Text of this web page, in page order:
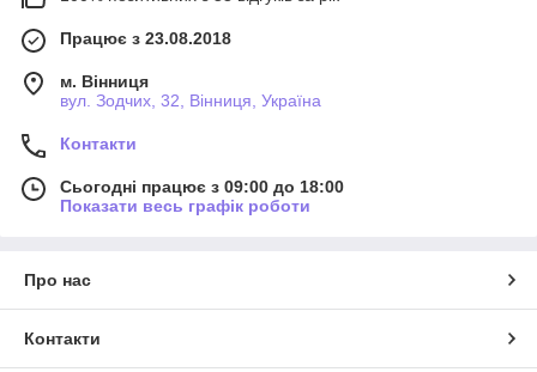
Працює з 23.08.2018
м. Вінниця
вул. Зодчих, 32, Вінниця, Україна
Контакти
Сьогодні працює з 09:00 до 18:00
Показати весь графік роботи
Про нас
Контакти